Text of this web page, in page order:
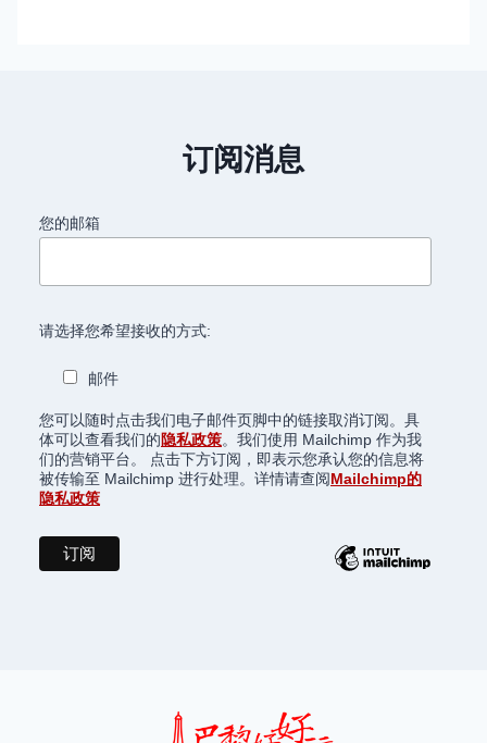
订阅消息
您的邮箱
请选择您希望接收的方式:
邮件
您可以随时点击我们电子邮件页脚中的链接取消订阅。具
体可以查看我们的隐私政策。我们使用 Mailchimp 作为我
们的营销平台。 点击下方订阅，即表示您承认您的信息将
被传输至 Mailchimp 进行处理。详情请查阅Mailchimp的
隐私政策